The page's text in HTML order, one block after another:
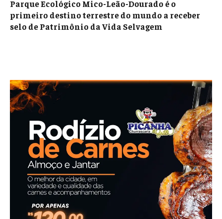
Parque Ecológico Mico-Leão-Dourado é o
primeiro destino terrestre do mundo a receber
selo de Patrimônio da Vida Selvagem